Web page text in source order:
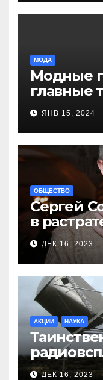
МОДА
Модные
главные
новинок
ЯНВ 15, 2024
ОБЩЕСТВО
Сергей
в
меня
ДЕК 16, 2023
АКЦИИ НАУКА
ДЕК 16, 2023